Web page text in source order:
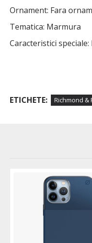
Ornament: Fara
Tematica: Marmura
Caracteristici
ETICHETE: Richmond &